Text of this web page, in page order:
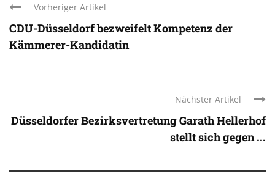
Vorheriger Artikel
CDU-Düsseldorf bezweifelt Kompetenz der
Kämmerer-Kandidatin
Nächster Artikel
Düsseldorfer Bezirksvertretung Garath Hellerhof
stellt sich gegen ...